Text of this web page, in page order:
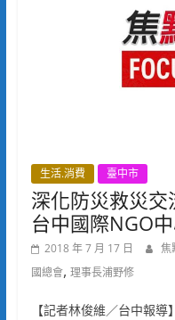
生活.消費 臺中市
深化防災救災
台中國際NGO
2018 年 7 月 17 日 焦
國總會, 理事長浦野修
【記者林俊維／台中報